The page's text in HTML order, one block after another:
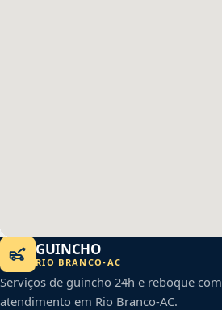
GUINCHO
RIO BRANCO-AC
Serviços de guincho 24h e reboque com
atendimento em Rio Branco-AC.